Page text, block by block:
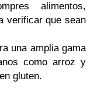
alimentos,
verificar que sean
una amplia gama
como arroz y
gluten.